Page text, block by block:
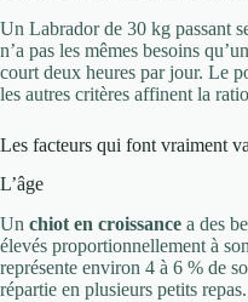
Un Labrador de 30 kg passant
n’a pas les mêmes besoins
court deux heures par jour. Le
les autres critères affinent la
Les facteurs qui font vraiment
L’âge
Un chiot en croissance a des
élevés proportionnellement à
représente environ 4 à 6 % de
répartie en plusieurs petits repas.